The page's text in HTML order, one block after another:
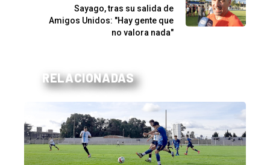
Sayago, tras su salida de
Amigos Unidos: "Hay gente que
no valora nada"
RELACIONADAS